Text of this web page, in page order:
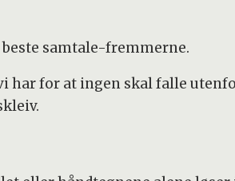
beste samtale-fremmerne.
har for at ingen skal falle